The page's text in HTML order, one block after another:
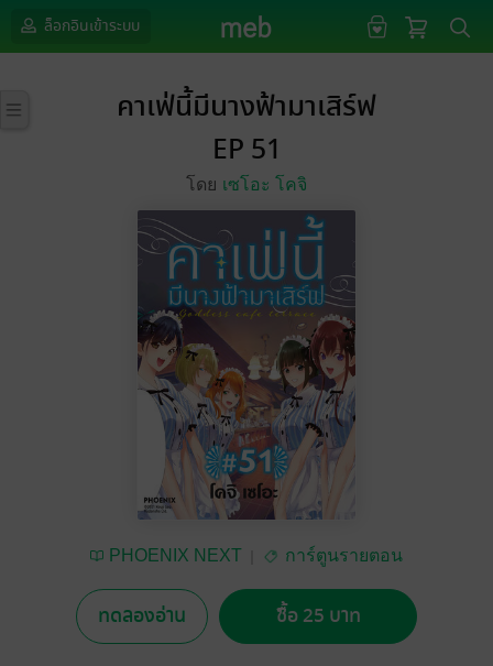
ล็อกอินเข้าระบบ
คาเฟ่นี้มีนางฟ้ามาเสิร์ฟ
EP 51
โดย เซโอะ โคจิ
PHOENIX NEXT การ์ตูนรายตอน
ทดลองอ่าน ซื้อ 25 บาท